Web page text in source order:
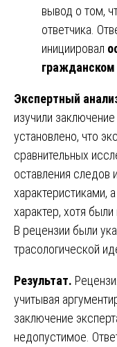
вывод о том,
ответчика.
инициировал
гражданском
Экспертный
изучили
установлено, что
сравнительных
оставления
характеристиками,
характер, хотя
В рецензии были
трасологической
Результат.
учитывая
заключение
недопустимое.